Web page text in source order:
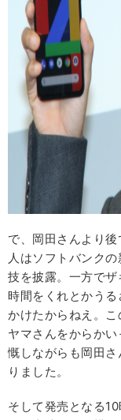
で、岡田さんより
人はソフトバンク
技を披露。一方で
時間をくれとかう
かけたからねえ。
ヤマさんをからか
慨しながらも岡田
りました。
そして発売となる